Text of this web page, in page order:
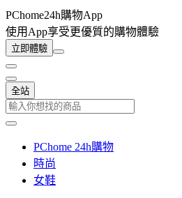
PChome24h購物App
使用App享受更優質的購物體驗
立即體驗
全站
PChome 24h購物
時尚
女鞋